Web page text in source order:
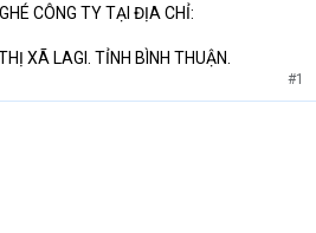
CÔNG TY TẠI ĐỊA CHỈ:
XÃ LAGI. TỈNH BÌNH THUẬN.
#1